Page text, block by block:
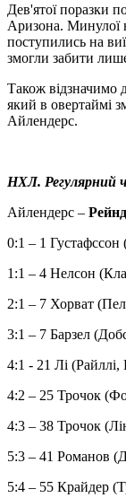
Дев'ятої поразки
Аризона. Минулої
поступились на
змогли забити
Також відзначимо
який в овертаймі
Айлендерс.
НХЛ. Регулярний
Айлендерс –
0:1 – 1 Густафссон
1:1 – 4 Нелсон
2:1 – 7 Хорват
3:1 – 7 Барзел
4:1 - 21 Лі (Райллі,
4:2 – 25 Трочок
4:3 – 38 Трочок
5:3 – 41 Романов
5:4 – 55 Крайдер